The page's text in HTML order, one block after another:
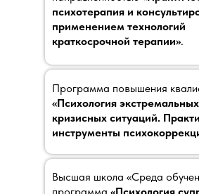
психотерапия и
применением технологий
краткосрочной терапии».
Программа повышения
«Психология
кризисных ситуаций.
инструменты
Высшая школа «Среда